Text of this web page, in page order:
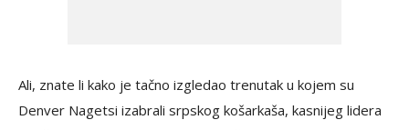
Ali, znate li kako je tačno izgledao trenutak u kojem su
Denver Nagetsi izabrali srpskog košarkaša, kasnijeg lidera